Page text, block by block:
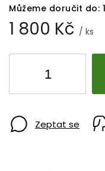
1 800 Kč / ks
Můžeme doručit do:
Zeptat se